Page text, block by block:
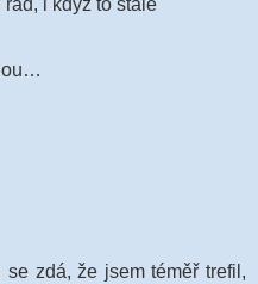
zdá, že jsem téměř trefil,